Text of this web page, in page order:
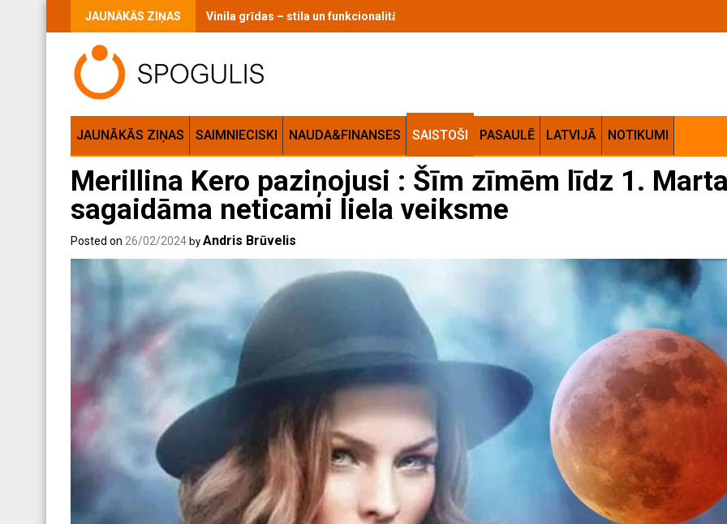
JAUNĀKĀS ZIŅAS Vaigu sārtums ikdienas grimā: izvēles kritēriji un lietošanas ieteikumi
JAUNĀKĀS ZIŅAS SAIMNIECISKI NAUDA&FINANSES SAISTOŠI PASAULĒ LATVIJĀ NOTIKUMI
Merillina Kero paziņojusi : Šīm zīmēm līdz 1.
sagaidāma neticami liela veiksme
Posted on 26/02/2024 by Andris Brūvelis